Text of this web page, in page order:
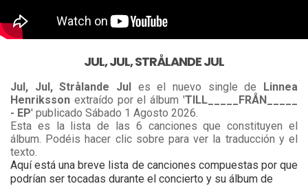
JUL, JUL, STRÅLANDE JUL
Jul, Jul, Strålande Jul es el nuevo single de Linnea
Henriksson extraído por el álbum 'TILL_____FRÅN_____
- EP' publicado Sábado 1 Agosto 2026.
Esta es la lista de las 6 canciones que constituyen el
álbum. Podéis hacer clic sobre para ver la traducción y el
texto.
Aquí está una breve lista de canciones compuestas por que
podrían ser tocadas durante el concierto y su álbum de